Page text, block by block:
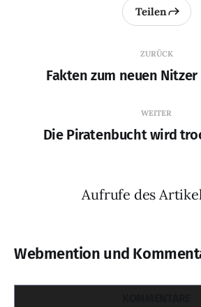
ZURÜCK
Fakten zum neuen Nitzer
Teilen
WEITER
Die Piratenbucht wird
Aufrufe des
Webmention und